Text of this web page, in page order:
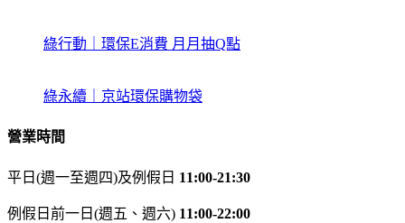
綠行動｜環保E消費 月月抽Q點
綠永續｜京站環保購物袋
營業時間
平日(週一至週四)及例假日 11:00-21:30
例假日前一日(週五、週六) 11:00-22:00